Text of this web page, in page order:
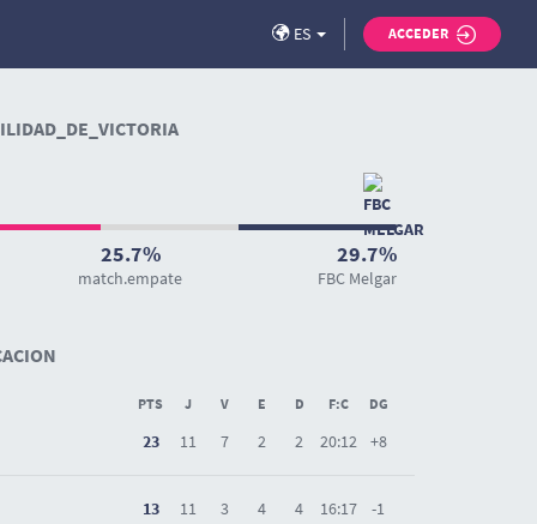
ES ACCEDER
25.7%
match.empate
29.7%
FBC Melgar
PTS J V E D F:C DG
23 11 7 2 2 20:12 +8
13 11 3 4 4 16:17 -1